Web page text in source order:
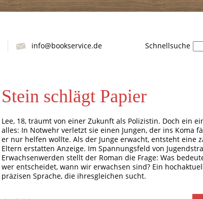
info@bookservice.de Schnellsuche
Stein schlägt Papier
Lee, 18, träumt von einer Zukunft als Polizistin. Doch ein
alles: In Notwehr verletzt sie einen Jungen, der ins Koma
er nur helfen wollte. Als der Junge erwacht, entsteht eine
Eltern erstatten Anzeige. Im Spannungsfeld von
Erwachsenwerden stellt der Roman die Frage: Was
wer entscheidet, wann wir erwachsen sind? Ein
präzisen Sprache, die ihresgleichen sucht.